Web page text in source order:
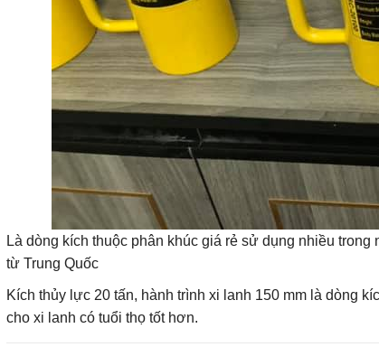
Là dòng kích thuộc phân khúc giá rẻ sử dụng nhiều
từ Trung Quốc
Kích thủy lực 20 tấn, hành trình xi lanh 150 mm là dòng
cho xi lanh có tuổi thọ tốt hơn.